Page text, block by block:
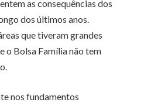
as consequências dos
dos últimos anos.
que tiveram grandes
o Bolsa Família não tem
nos fundamentos